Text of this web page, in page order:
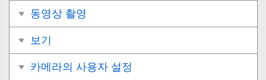
동영상 촬영
보기
카메라의 사용자 설정